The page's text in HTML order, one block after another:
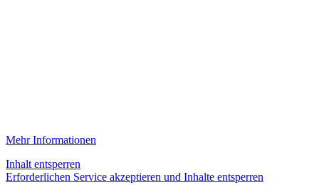
Mehr Informationen
Inhalt entsperren
Erforderlichen Service akzeptieren und Inhalte entsperren